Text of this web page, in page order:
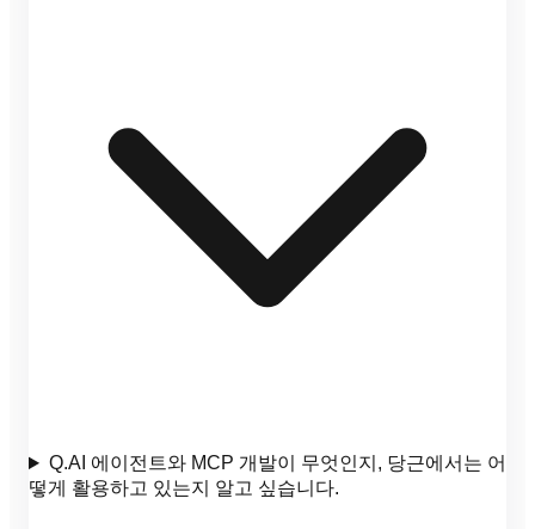
Q.AI 에이전트와 MCP 개발이 무엇인지, 당근에서는 어
떻게 활용하고 있는지 알고 싶습니다.